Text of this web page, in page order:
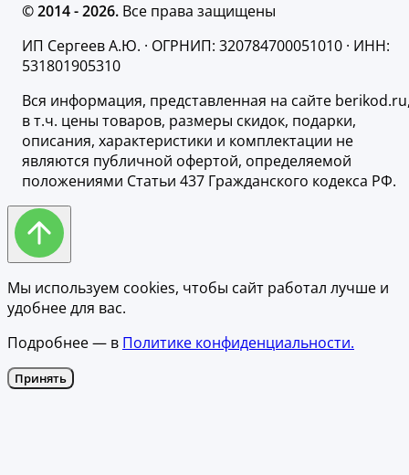
© 2014 - 2026. Все права защищены
ИП Сергеев А.Ю. · ОГРНИП: 320784700051010 · ИНН:
531801905310
Вся информация, представленная на сайте
в т.ч. цены товаров, размеры скидок, подарки,
описания, характеристики и комплектации не
являются публичной офертой, определяемой
положениями Статьи 437 Гражданского кодекса РФ.
Мы используем cookies, чтобы сайт работал лучше и
удобнее для вас.
Подробнее — в Политике конфиденциальности.
Принять